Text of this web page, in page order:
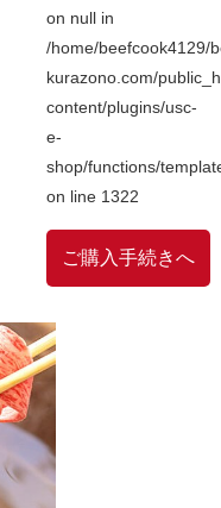
on null in
/home/beefcook4129/
kurazono.com/
content/plugins/usc-
e-
shop/functions/
on line 1322